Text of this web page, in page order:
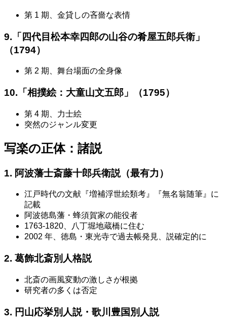
第 1 期、金貸しの吝嗇な表情
9.「四代目松本幸四郎の山谷の肴屋五郎兵衛」
（1794）
第 2 期、舞台場面の全身像
10.「相撲絵：大童山文五郎」（1795）
第 4 期、力士絵
突然のジャンル変更
写楽の正体：諸説
1. 阿波藩士斎藤十郎兵衛説（最有力）
江戸時代の文献『増補浮世絵類考』『無名翁随筆』に
記載
阿波徳島藩・蜂須賀家の能役者
1763-1820、八丁堀地蔵橋に住む
2002 年、徳島・東光寺で過去帳発見、説確定的に
2. 葛飾北斎別人格説
北斎の画風変動の激しさが根拠
研究者の多くは否定
3. 円山応挙別人説・歌川豊国別人説